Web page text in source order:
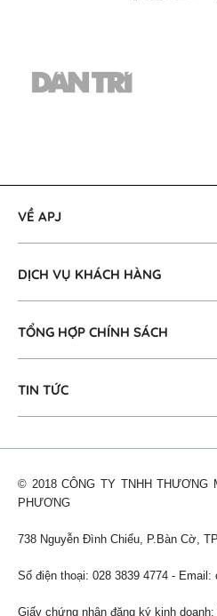
VỀ APJ
DỊCH VỤ KHÁCH HÀNG
TỔNG HỢP CHÍNH SÁCH
TIN TỨC
© 2018 CÔNG TY TNHH THƯƠNG
PHƯƠNG
738 Nguyễn Đình Chiểu, P.Bàn Cờ,
Số điện thoại: 028 3839 4774 - Email:
Giấy chứng nhận đăng ký kinh doanh: